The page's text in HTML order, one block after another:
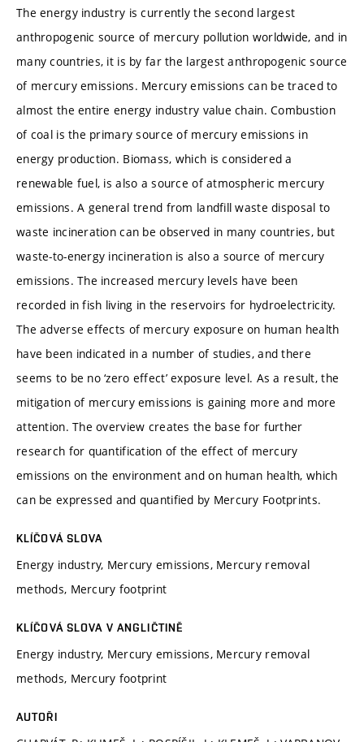
The energy industry is currently the second largest
anthropogenic source of mercury pollution worldwide, and in
many countries, it is by far the largest anthropogenic source
of mercury emissions. Mercury emissions can be traced to
almost the entire energy industry value chain. Combustion
of coal is the primary source of mercury emissions in
energy production. Biomass, which is considered a
renewable fuel, is also a source of atmospheric mercury
emissions. A general trend from landfill waste disposal to
waste incineration can be observed in many countries, but
waste-to-energy incineration is also a source of mercury
emissions. The increased mercury levels have been
recorded in fish living in the reservoirs for hydroelectricity.
The adverse effects of mercury exposure on human health
have been indicated in a number of studies, and there
seems to be no ‘zero effect’ exposure level. As a result, the
mitigation of mercury emissions is gaining more and more
attention. The overview creates the base for further
research for quantification of the effect of mercury
emissions on the environment and on human health, which
can be expressed and quantified by Mercury Footprints.
KLÍČOVÁ SLOVA
Energy industry, Mercury emissions, Mercury removal
methods, Mercury footprint
KLÍČOVÁ SLOVA V ANGLIČTINĚ
Energy industry, Mercury emissions, Mercury removal
methods, Mercury footprint
AUTOŘI